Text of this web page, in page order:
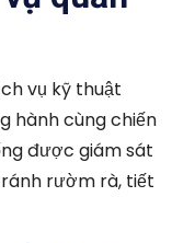
vụ kỹ thuật
hành cùng chiến
được giám sát
rườm rà, tiết